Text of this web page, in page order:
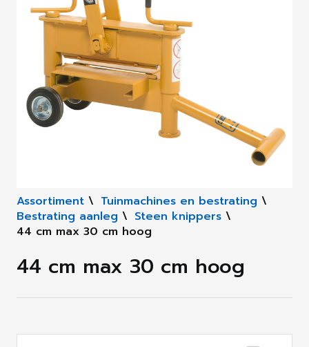
Assortiment \ Tuinmachines en bestrating \
Bestrating aanleg \ Steen knippers \
44 cm max 30 cm hoog
44 cm max 30 cm hoog